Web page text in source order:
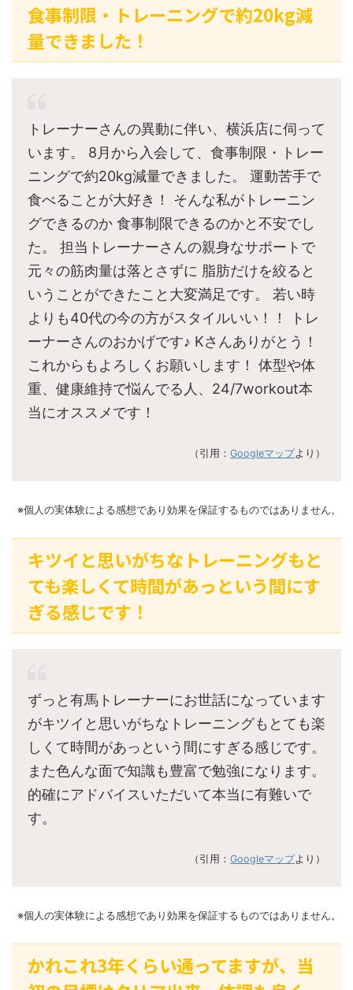
食事制限・トレーニングで約20kg減
量できました！
トレーナーさんの異動に伴い、横浜店に伺って
います。 8月から入会して、食事制限・トレー
ニングで約20kg減量できました。 運動苦手で
食べることが大好き！ そんな私がトレーニン
グできるのか 食事制限できるのかと不安でし
た。 担当トレーナーさんの親身なサポートで
元々の筋肉量は落とさずに 脂肪だけを絞ると
いうことができたこと大変満足です。 若い時
よりも40代の今の方がスタイルいい！！ トレ
ーナーさんのおかげです♪ Kさんありがとう！
これからもよろしくお願いします！ 体型や体
重、健康維持で悩んでる人、24/7workout本
当にオススメです！
（引用： Googleマップより）
※個人の実体験による感想であり効果を保証するものではありません。
キツイと思いがちなトレーニングもと
ても楽しくて時間があっという間にす
ぎる感じです！
ずっと有馬トレーナーにお世話になっています
がキツイと思いがちなトレーニングもとても楽
しくて時間があっという間にすぎる感じです。
また色んな面で知識も豊富で勉強になります。
的確にアドバイスいただいて本当に有難いで
す。
（引用： Googleマップより）
※個人の実体験による感想であり効果を保証するものではありません。
かれこれ3年くらい通ってますが、当